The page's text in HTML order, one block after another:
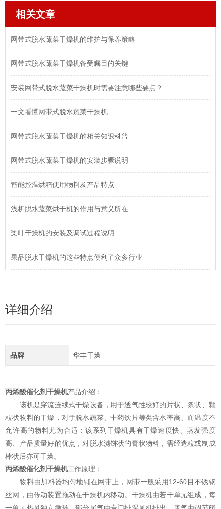
相关文章
网带式脱水蔬菜干燥机的维护与保养策略
网带式脱水蔬菜干燥机备受瞩目的关键
安装网带式脱水蔬菜干燥机时需要注意哪些要点？
一文看懂网带式脱水蔬菜干燥机
网带式脱水蔬菜干燥机的相关知识科普
网带式脱水蔬菜干燥机的安装步骤说明
智能控温烘箱使用物料及产品特点
浅析脱水蔬菜烘干机的作用与意义所在
桨叶干燥机的安装及调试过程说明
果品脱水干燥机的这些特点便利了众多行业
详细介绍
品牌 华丰干燥
丙烯酸催化剂干燥机产品介绍：
该机是穿流连续式干燥设备，用于透气性较好的片状、条状、颗
粒状物料的干燥，对于脱水蔬菜、中药饮片等类含水率高、而温度不
允许高的物料尤为合适；该系列干燥机具有干燥速度快、蒸发强度
高、产品质量好的优点，对脱水滤饼状的膏状物料，需经造粒或制成
棒状后亦可干燥。
丙烯酸催化剂干燥机工作原理：
物料由加料器均匀地铺在网带上，网带一般采用12-60目不锈钢
丝网，由传动装置拖动在干燥机内移动。干燥机由若干单元组成，每